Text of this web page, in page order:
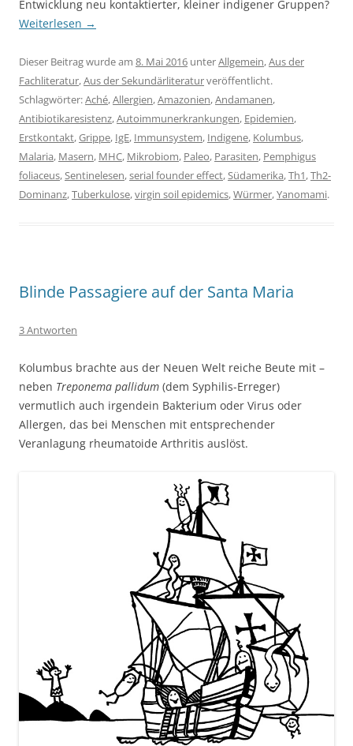
Entwicklung neu kontaktierter, kleiner indigener Gruppen?
Weiterlesen →
Dieser Beitrag wurde am 8. Mai 2016 unterAllgemein,Aus der
Fachliteratur,Aus der Sekundärliteraturveröffentlicht.
Schlagwörter:Aché,Allergien,Amazonien,Andamanen,
Antibiotikaresistenz,Autoimmunerkrankungen, Epidemien,
Erstkontakt,Grippe, IgE, Immunsystem, Indigene, Kolumbus,
Malaria, Masern, MHC, Mikrobiom, Paleo, Parasiten, Pemphigus
foliaceus, Sentinelesen,serial founder effect, Südamerika,Th1,Th2-
Dominanz,Tuberkulose,virgin soil epidemics,Würmer,Yanomami.
Blinde Passagiere auf der Santa Maria
3 Antworten
Kolumbus brachte aus der Neuen Welt reiche Beute mit –
neben Treponema pallidum (dem Syphilis-Erreger)
vermutlich auch irgendein Bakterium oder Virus oder
Allergen, das bei Menschen mit entsprechender
Veranlagung rheumatoide Arthritis auslöst.